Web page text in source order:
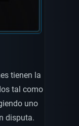
tienen la
tal como
uno
disputa.